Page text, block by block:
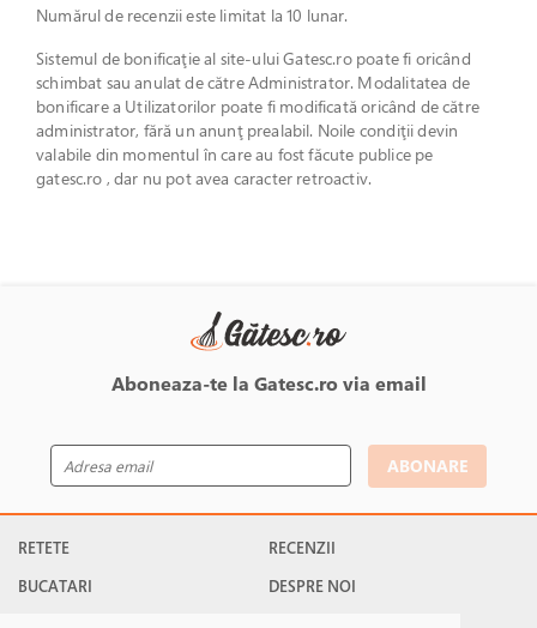
Numărul de recenzii este limitat la 10 lunar.
Sistemul de bonificaţie al site-ului Gatesc.ro poate fi oricând
schimbat sau anulat de către Administrator. Modalitatea de
bonificare a Utilizatorilor poate fi modificată oricând de către
administrator, fără un anunţ prealabil. Noile condiţii devin
valabile din momentul în care au fost făcute publice pe
gatesc.ro , dar nu pot avea caracter retroactiv.
Aboneaza-te la Gatesc.ro via email
ABONARE
RETETE
BUCATARI
RECENZII
DESPRE NOI